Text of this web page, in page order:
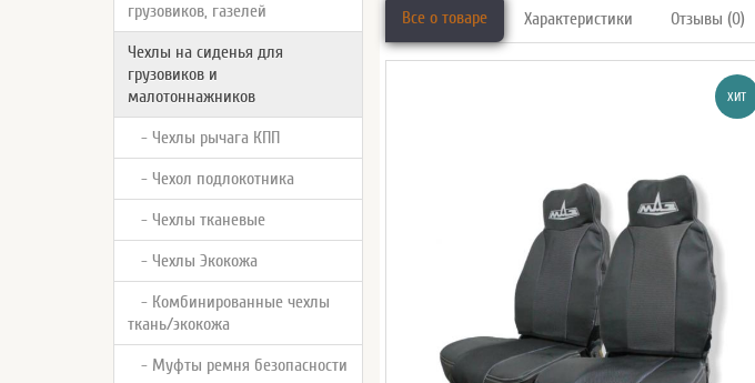
грузовиков, газелей
Чехлы на сиденья для
грузовиков и
малотоннажников
- Чехлы рычага КПП
- Чехол подлокотника
- Чехлы тканевые
- Чехлы Экокожа
- Комбинированные чехлы
ткань/экокожа
- Муфты ремня безопасности
Все о товаре Характеристики Отзывы (0)
ХИТ